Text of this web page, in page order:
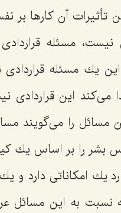
تأثیرات آن كارها بر
مسئله
یك مسئله
این قراردادی
را می‌گویند
بشر را بر اساس یك
امكاناتی دارد و یك
نسبت به این